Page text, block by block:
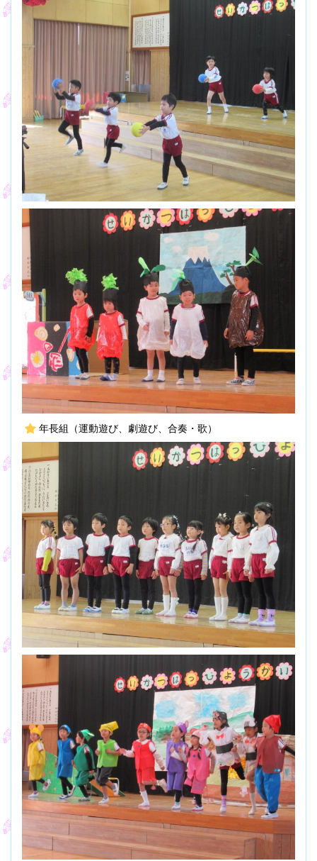
年長組（運動遊び、劇遊び、合奏・歌）